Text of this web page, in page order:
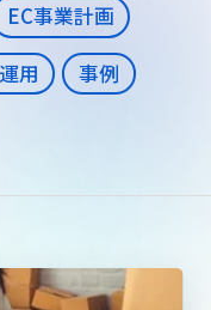
EC事業計画
用
事例